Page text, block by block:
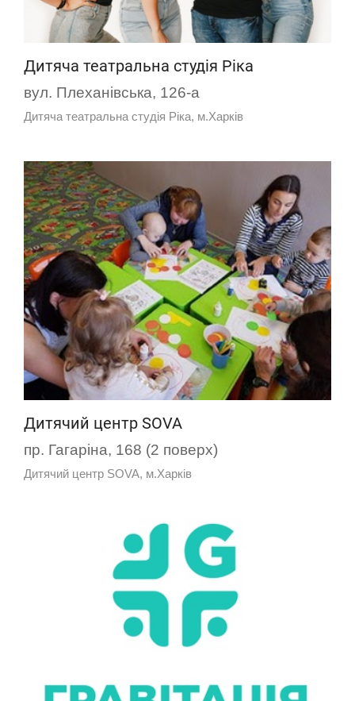
Дитяча театральна студія Ріка
вул. Плеханівська, 126-а
Дитяча театральна студія Ріка, м.Харків
Дитячий центр SOVA
пр. Гагаріна, 168 (2 поверх)
Дитячий центр SOVA, м.Харків